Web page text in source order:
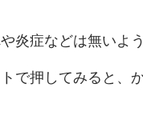
炎症などは無いよう
で押してみると、